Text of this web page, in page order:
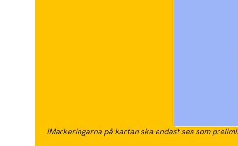
iMarkeringarna på kartan ska endast ses som